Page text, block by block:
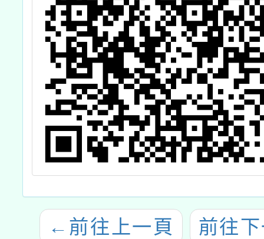
← 前往上一頁 前往